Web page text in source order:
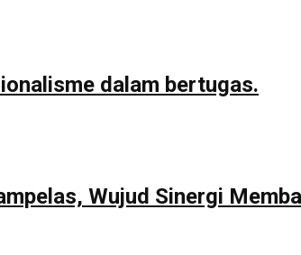
dalam bertugas.
Wujud Sinergi